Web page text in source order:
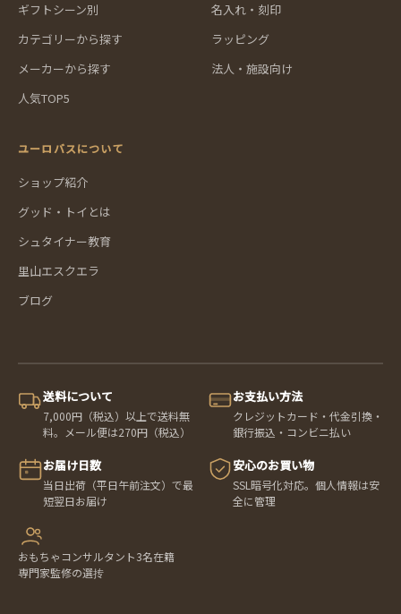
ギフトシーン別
カテゴリーから探す
メーカーから探す
人気TOP5
名入れ・刻印
ラッピング
法人・施設向け
ユーロバスについて
ショップ紹介
グッド・トイとは
シュタイナー教育
里山エスクエラ
ブログ
送料について
7,000円（税込）以上で送料無
料。メール便は270円（税込）
お支払い方法
クレジットカード・代金引換・
銀行振込・コンビニ払い
お届け日数
当日出荷（平日午前注文）で最
短翌日お届け
安心のお買い物
SSL暗号化対応。個人情報は安
全に管理
おもちゃコンサルタント3名在籍
専門家監修の選抟